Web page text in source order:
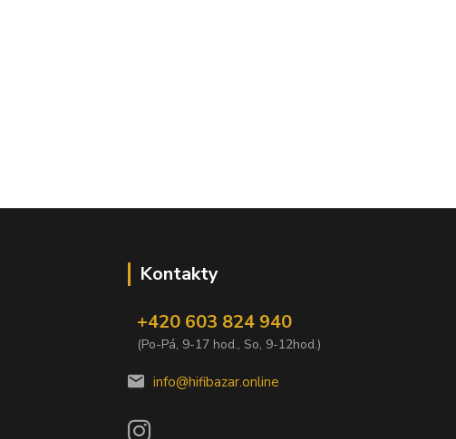
Kontakty
+420 603 824 940
(Po-Pá, 9-17 hod., So, 9-12hod.)
info@hifibazar.online